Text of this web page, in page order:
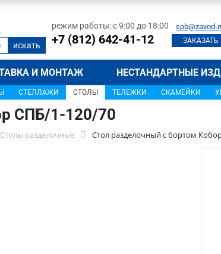
режим работы: с 9:00 до 18:00
+7 (812) 642-41-12
spb@zavod-
ЗАКАЗАТЬ
И МОНТАЖ НЕСТАНДАРТНЫЕ
СТЕЛЛАЖИ СТОЛЫ ТЕЛЕЖКИ СКАМЕЙКИ
СПБ/1-120/70
Столы разделочные Стол разделочный с бортом